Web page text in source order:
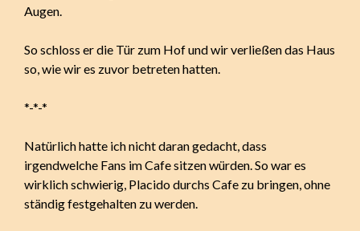
Augen.
So schloss er die Tür zum Hof und wir verließen das Haus
so, wie wir es zuvor betreten hatten.
*-*-*
Natürlich hatte ich nicht daran gedacht, dass
irgendwelche Fans im Cafe sitzen würden. So war es
wirklich schwierig, Placido durchs Cafe zu bringen, ohne
ständig festgehalten zu werden.